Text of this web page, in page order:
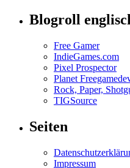
Blogroll
Free Gamer
IndieGames.com
Pixel Prospector
Planet
Rock, Paper,
TIGSource
Seiten
Impressum